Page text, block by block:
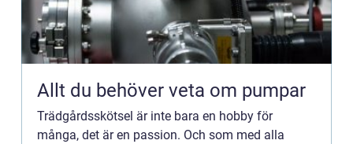
Allt du behöver veta om pumpar
Trädgårdsskötsel är inte bara en hobby för
många, det är en passion. Och som med alla